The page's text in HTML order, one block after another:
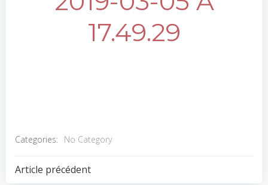
17.49.29
Categories: No Category
POST
Article précédent